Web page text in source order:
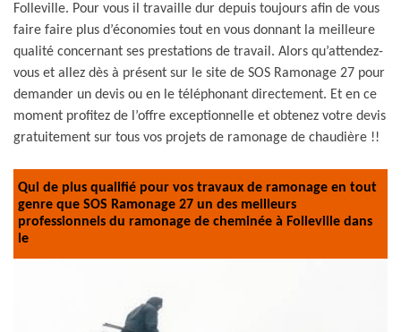
Folleville. Pour vous il travaille dur depuis toujours afin de vous
faire faire plus d’économies tout en vous donnant la meilleure
qualité concernant ses prestations de travail. Alors qu’attendez-
vous et allez dès à présent sur le site de SOS Ramonage 27 pour
demander un devis ou en le téléphonant directement. Et en ce
moment profitez de l’offre exceptionnelle et obtenez votre devis
gratuitement sur tous vos projets de ramonage de chaudière !!
Qui de plus qualifié pour vos travaux de ramonage en tout
genre que SOS Ramonage 27 un des meilleurs
professionnels du ramonage de cheminée à Folleville dans
le